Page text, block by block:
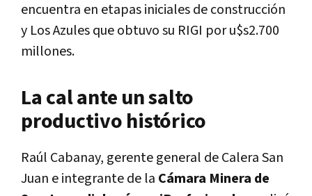
encuentra en etapas iniciales de construcción
y Los Azules que obtuvo su RIGI por u$s2.700
millones.
La cal ante un salto
productivo histórico
Raúl Cabanay, gerente general de Calera San
Juan e integrante de la Cámara Minera de